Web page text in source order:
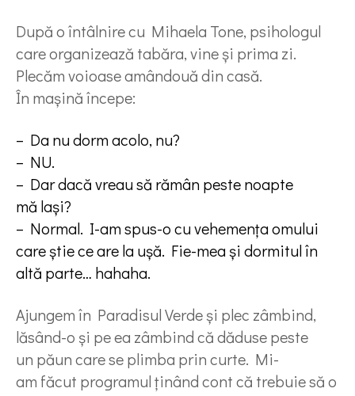
După o întâlnire cu Mihaela Tone, psihologul
care organizează tabăra, vine și prima zi.
Plecăm voioase amândouă din casă.
În mașină începe:
– Da nu dorm acolo, nu?
– NU.
– Dar dacă vreau să rămân peste noapte
mă lași?
– Normal. I-am spus-o cu vehemența omului
care știe ce are la ușă. Fie-mea și dormitul în
altă parte… hahaha.
Ajungem în Paradisul Verde și plec zâmbind,
lăsând-o și pe ea zâmbind că dăduse peste
un păun care se plimba prin curte. Mi-
am făcut programul ținând cont că trebuie să o